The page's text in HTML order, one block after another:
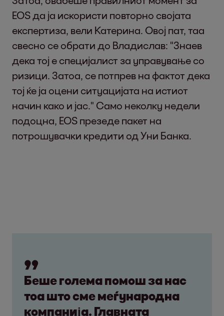
EOS да ја искористи повторно својата
експертиза, вели Катерина. Овој пат, таа
свесно се обрати до Владислав: "Знаев
дека тој е специјалист за управување со
ризици. Затоа, се потпрев на фактот дека
тој ќе ја оцени ситуацијата на истиот
начин како и јас." Само неколку недели
подоцна, EOS презеде пакет на
потрошувачки кредити од Уни Банка.
Беше голема помош за нас
тоа што сме меѓународна
компанија. Главната